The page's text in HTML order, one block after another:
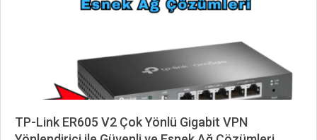
TP-Link ER605 V2 Çok Yönlü Gigabit VPN